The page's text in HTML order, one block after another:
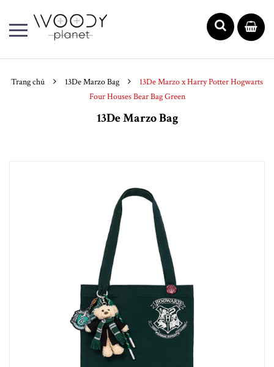
Trang chủ 13De Marzo Bag
13De Marzo x Harry Potter Hogwarts
Four Houses Bear Bag Green
13De Marzo Bag